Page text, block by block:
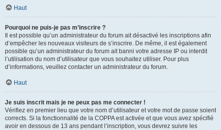
Haut
Pourquoi ne puis-je pas m’inscrire ?
Il est possible qu’un administrateur du forum ait désactivé les inscriptions afin
d’empêcher les nouveaux visiteurs de s’inscrire. De même, il est également
possible qu’un administrateur du forum ait banni votre adresse IP ou interdit
l’utilisation du nom d’utilisateur que vous souhaitez utiliser. Pour plus
d’informations, veuillez contacter un administrateur du forum.
Haut
Je suis inscrit mais je ne peux pas me connecter !
Vérifiez en premier lieu que votre nom d’utilisateur et votre mot de passe soient
corrects. Si la fonctionnalité de la COPPA est activée et que vous avez spécifié
avoir en dessous de 13 ans pendant l’inscription, vous devrez suivre les